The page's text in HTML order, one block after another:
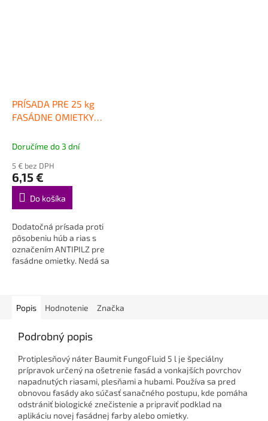
PRÍSADA PRE 25 kg
FASÁDNE OMIETKY
Doručíme do 3 dní
5 € bez DPH
6,15 €
Do košíka
Dodatočná prísada proti
pôsobeniu húb a rias s
označením ANTIPILZ pre
fasádne omietky. Nedá sa
Popis Hodnotenie Značka
Podrobný popis
Protiplesňový náter Baumit FungoFluid 5 l je špeciálny
prípravok určený na ošetrenie fasád a vonkajších povrchov
napadnutých riasami, plesňami a hubami. Používa sa pred
obnovou fasády ako súčasť sanačného postupu, kde pomáha
odstrániť biologické znečistenie a pripraviť podklad na
aplikáciu novej fasádnej farby alebo omietky.